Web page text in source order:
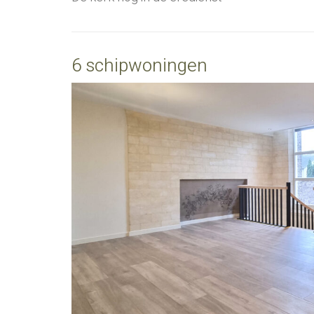
6 schipwoningen